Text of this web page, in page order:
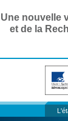
Une nouvelle
et de la